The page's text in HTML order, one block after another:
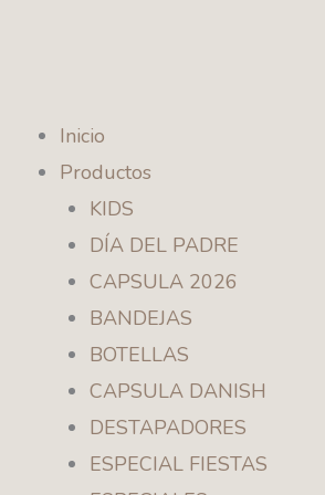
Inicio
Productos
KIDS
DÍA DEL PADRE
CAPSULA 2026
BANDEJAS
BOTELLAS
CAPSULA DANISH
DESTAPADORES
ESPECIAL FIESTAS